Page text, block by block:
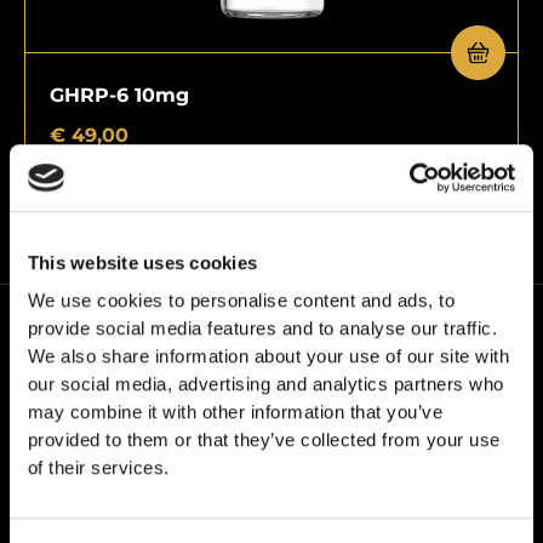
This website uses cookies
We use cookies to personalise content and ads, to
provide social media features and to analyse our traffic.
We also share information about your use of our site with
our social media, advertising and analytics partners who
may combine it with other information that you’ve
provided to them or that they’ve collected from your use
of their services.
GHRP-6 10mg
€ 49,00
W24PEPTIDES działamy pod własną marką – Grail
kompromisów.